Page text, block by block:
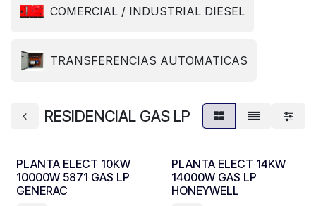
COMERCIAL / INDUSTRIAL DIESEL
TRANSFERENCIAS AUTOMATICAS
RESIDENCIAL GAS LP
PLANTA ELECT 10KW
10000W 5871 GAS LP
GENERAC
PLANTA ELECT 14KW
14000W GAS LP
HONEYWELL